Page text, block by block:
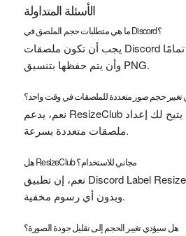
الأسئلة المتداولة
ما هي متطلبات حجم الملصق في Discord؟
يجب أن تكون ملصقات Discord بحجم 320 × 320 بكسل تمامًا
وأن يتم حفظها بتنسيق PNG.
تغيير حجم صور متعددة للملصقات في وقت واحد؟
نعم، يدعم ResizeClub تغيير حجم الدفعة، مما يتيح لك إعداد
ملصقات متعددة بسرعة.
هل ResizeClub مجاني للاستخدام؟
نعم، إن تطبيق Discord Label Resizer الخاص بنا مجاني تمامًا
وبدون أي رسوم مخفية.
هل سيؤدي تغيير الحجم إلى تقليل جودة الصورة؟